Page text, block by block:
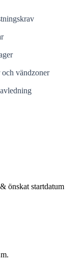
vändzoner
önskat startdatum